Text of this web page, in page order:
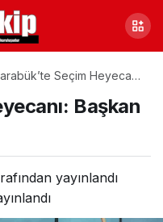
Seçim Heyecanı:
Başkan
yayınlandı
Paylaş